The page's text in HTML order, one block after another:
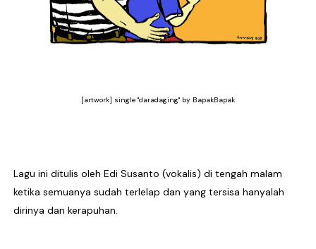
[artwork] single "daradaging" by BapakBapak
Lagu ini ditulis oleh Edi Susanto (vokalis) di tengah malam
ketika semuanya sudah terlelap dan yang tersisa hanyalah
dirinya dan kerapuhan.